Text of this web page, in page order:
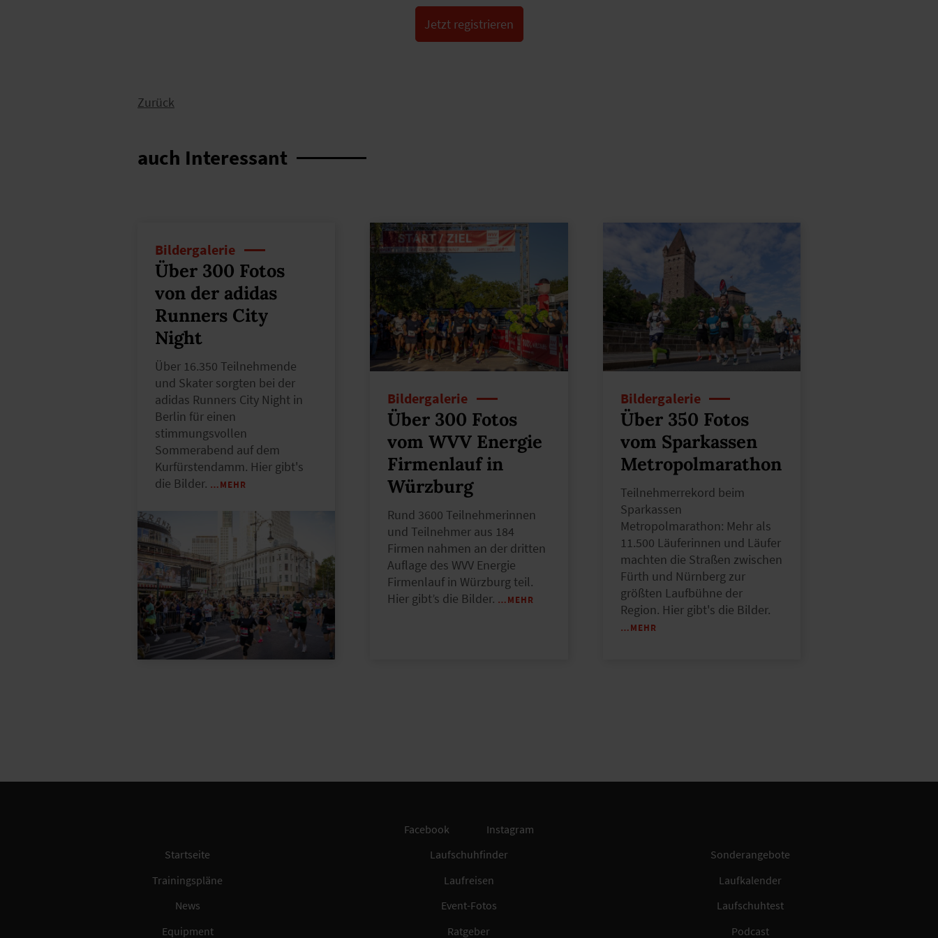
Jetzt registrieren
Zurück
auch Interessant
Bildergalerie
Über 300 Fotos
von der adidas
Runners City
Night
Über 16.350 Teilnehmende
und Skater sorgten bei der
adidas Runners City Night in
Berlin für einen
stimmungsvollen
Sommerabend auf dem
Kurfürstendamm. Hier gibt's
die Bilder. …MEHR
Bildergalerie
Über 300 Fotos
vom WVV Energie
Firmenlauf in
Würzburg
Rund 3600 Teilnehmerinnen
und Teilnehmer aus 184
Firmen nahmen an der dritten
Auflage des WVV Energie
Firmenlauf in Würzburg teil.
Hier gibt’s die Bilder. …MEHR
Bildergalerie
Über 350 Fotos
vom Sparkassen
Metropolmarathon
Teilnehmerrekord beim
Sparkassen
Metropolmarathon: Mehr als
11.500 Läuferinnen und Läufer
machten die Straßen zwischen
Fürth und Nürnberg zur
größten Laufbühne der
Region. Hier gibt's die Bilder.
…MEHR
Facebook
Instagram
Startseite
Laufschuhfinder
Sonderangebote
Trainingspläne
Laufreisen
Laufkalender
News
Event-Fotos
Laufschuhtest
Equipment
Ratgeber Podcast